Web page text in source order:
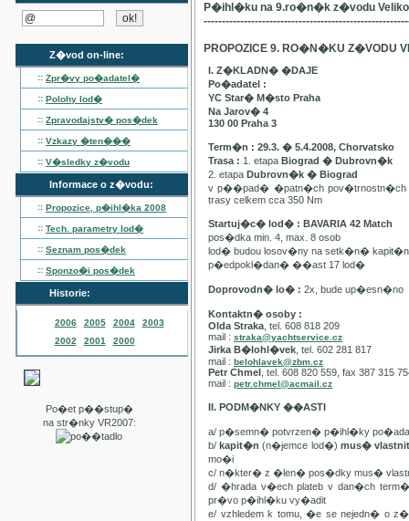
Z�vod on-line:
:: Zpr�vy po�adatel�
:: Polohy lod�
:: Zpravodajstv� pos�dek
:: Vzkazy �ten���
:: V�sledky z�vodu
Informace o z�vodu:
:: Propozice, p�ihl�ka 2008
:: Tech. parametry lod�
:: Seznam pos�dek
:: Sponzo�i pos�dek
Historie:
2006 2005 2004
2003
2002
2001 2000
Po�et p��stup�
na str�nky VR2007:
P�ihl�ku na 9.ro�n�k z�vodu
PROPOZICE 9. RO�N�KU Z�VODU
I. Z�KLADN� �DAJE
Po�adatel :
YC Star� M�sto Praha
Na Jarov� 4
130 00 Praha 3
Term�n : 29.3. � 5.4.2008, Chorvatsko
Trasa : 1. etapa Biograd � Dubrovn�k
2. etapa Dubrovn�k � Biograd
v p��pad� �patn�ch pov�trnostn�ch
trasy celkem cca 350 Nm
Startuj�c� lod� : BAVARIA 42 Match
pos�dka min. 4, max. 8 osob
lod� budou losov�ny na setk�n�
p�edpokl�dan� ��ast 17 lod�
Doprovodn� lo� : 2x, bude up�esn�no
Kontaktn� osoby :
Olda Straka , tel. 608 818 209
mail : straka@yachtservice.cz
Jirka B�lohl�vek , tel. 602 281 817
mail : belohlavek@zbm.cz
Petr Chmel , tel. 608 820 559, fax 387 315
mail : petr.chmel@acmail.cz
II. PODM�NKY ��ASTI
a/ p�semn� potvrzen� p�ihl�ky
b/kapit�n(n�jemce lod�) mus�
mo�i
c/ n�kter� z �len� pos�dky mus�
d/ �hrada v�ech plateb v dan�ch
pr�vo p�ihl�ku vy�adit
e/ vzhledem k tomu, �e se nejedn� o